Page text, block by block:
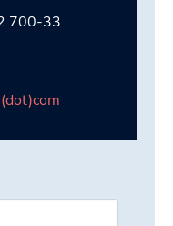
700-33